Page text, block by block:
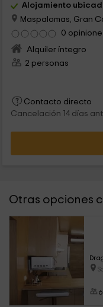
Alojamiento
Maspalomas, Gran
0
Alquiler íntegro
2 personas
Contacto directo
Cancelación 14 días
Otras opciones
6